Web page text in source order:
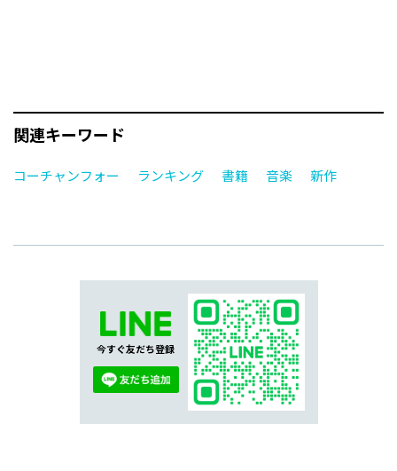
関連キーワード
コーチャンフォー ランキング 書籍 音楽 新作
今すぐ友だち登録